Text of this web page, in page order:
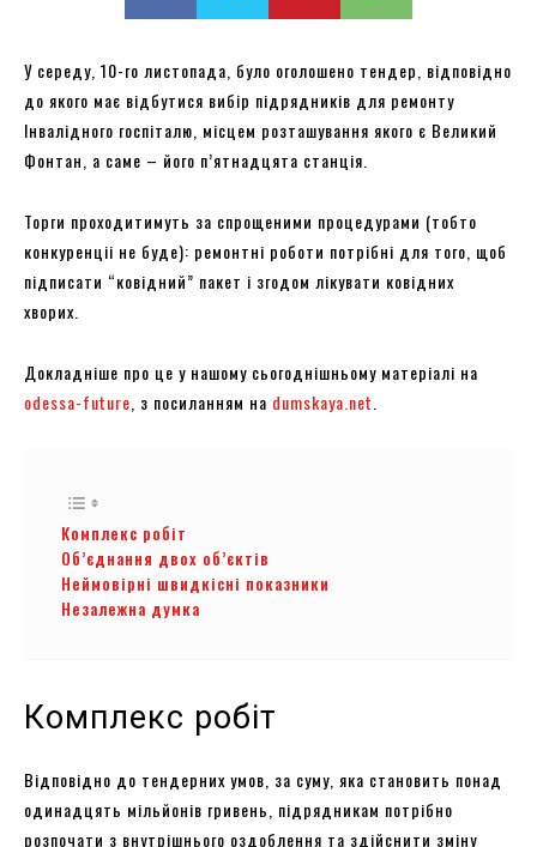
У середу, 10-го листопада, було оголошено тендер, відповідно
до якого має відбутися вибір підрядників для ремонту
Інвалідного госпіталю, місцем розташування якого є Великий
Фонтан, а саме – його п’ятнадцята станція.
Торги проходитимуть за спрощеними процедурами (тобто
конкуренціі не буде): ремонтні роботи потрібні для того, щоб
підписати “ковідний” пакет і згодом лікувати ковідних
хворих.
Докладніше про це у нашому сьогоднішньому матеріалі на
odessa-future , з посиланням на dumskaya.net
Комплекс робіт
Об’єднання двох об’єктів
Неймовірні швидкісні показники
Незалежна думка
Комплекс робіт
Відповідно до тендерних умов, за суму, яка становить понад
одинадцять мільйонів гривень, підрядникам потрібно
розпочати з внутрішнього оздоблення та здійснити зміну